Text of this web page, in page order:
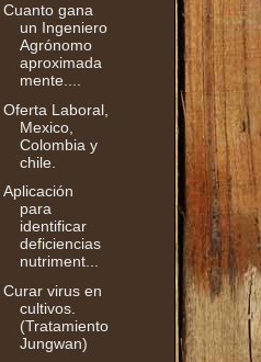
Cuanto gana
un Ingeniero
Agrónomo
aproximada
mente....
Oferta Laboral,
Mexico,
Colombia y
chile.
Aplicación
para
identificar
deficiencias
nutriment...
Curar virus en
cultivos.
(Tratamiento
Jungwan)